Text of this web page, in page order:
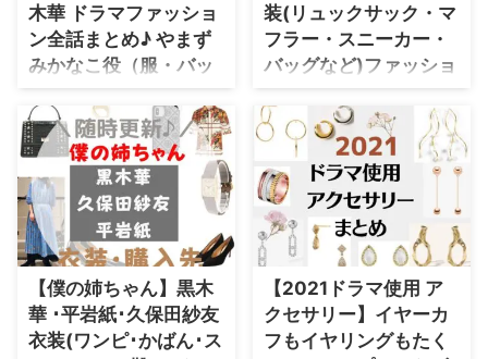
ね(*^^*) 主題歌は人気シンガー
ソングライター・miwa の新曲
「リブート」♫ このページでは
なぎ役の（黒木 華さん ...
木華 ドラマファッショ
ン全話まとめ♪ やまず
みかなこ役（服・バッ
グ・靴など）着用ブラ
ンドは？
【下剋上球児】黒木華さん（やま
ずみ かなこ役）の衣装（服･バッ
グ･靴など）やドラマファッショ
ンを着用シーン別・コーデ別に紹
介してます♪
装(リュックサック・マ
フラー・スニーカー・
バッグなど)ファッショ
ンのブランド名や購入
先・通販先紹介♪
【ゴシップ#彼女が知りたい本当
の○○】黒木華(くろき はる)・瀬
古凛々子(せこ りりこ)役ドラマ衣
装速報♪ ポスタービジュアル解
禁‼️ 撮影時📸スタッフから ｢カッ
コいい！｣との声が 続出した😆キ
ャストの クールな表情にご注目
を 公式HPもリニューアル✨ 第1
話のストーリー&場面写真も 公開
しました👇
【僕の姉ちゃん】黒木
華 ･平岩紙･久保田紗友
衣装(ワンピ･かばん･ス
【2021ドラマ使用 ア
クセサリー】イヤーカ
フもイヤリングもたく